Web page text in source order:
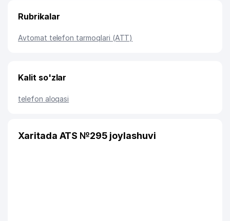
Rubrikalar
Avtomat telefon tarmoqlari (ATT)
Kalit so'zlar
telefon aloqasi
Xaritada ATS №295 joylashuvi